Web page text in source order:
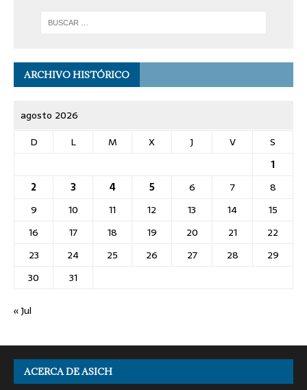
ARCHIVO HISTÓRICO
agosto 2026
D
L M X J V
S
1
2
3 4 5 6 7
8
9
10 11 12 13 14
15
16
17 18 19 20 21
22
23
24 25 26 27 28
29
30
31
« Jul
ACERCA DE ASICH